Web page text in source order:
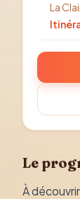
La
Le
À